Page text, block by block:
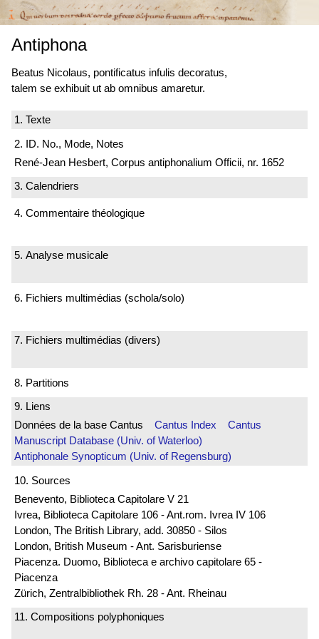
Antiphona
Beatus Nicolaus, pontificatus infulis decoratus,
talem se exhibuit ut ab omnibus amaretur.
1. Texte
2. ID. No., Mode, Notes
René-Jean Hesbert, Corpus antiphonalium Officii, nr. 1652
3. Calendriers
4. Commentaire théologique
5. Analyse musicale
6. Fichiers multimédias (schola/solo)
7. Fichiers multimédias (divers)
8. Partitions
9. Liens
Données de la base Cantus Cantus Index
Cantus
Manuscript Database (Univ. of Waterloo)
Antiphonale Synopticum (Univ. of Regensburg)
10. Sources
Benevento, Biblioteca Capitolare V 21
Ivrea, Biblioteca Capitolare 106 - Ant.rom. Ivrea IV 106
London, The British Library, add. 30850 - Silos
London, British Museum - Ant. Sarisburiense
Piacenza. Duomo, Biblioteca e archivo capitolare 65 -
Piacenza
Zürich, Zentralbibliothek Rh. 28 - Ant. Rheinau
11. Compositions polyphoniques